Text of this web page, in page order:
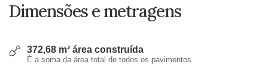
Dimensões e metragens
372,68 m² área construída
É a soma da área total de todos os pavimentos